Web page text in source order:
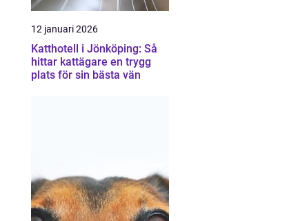
12 januari 2026
Katthotell i Jönköping: Så
hittar kattägare en trygg
plats för sin bästa vän